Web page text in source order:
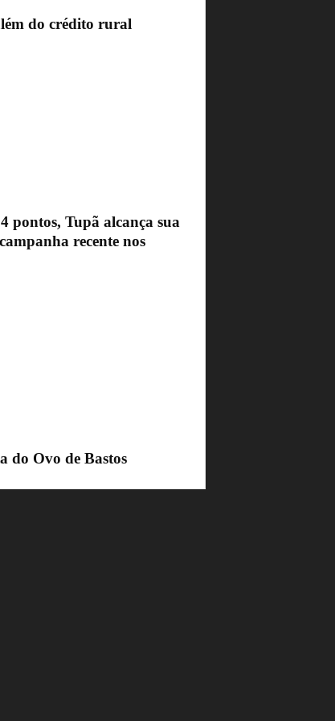
do crédito rural
pontos, Tupã alcança sua
recente nos
do Ovo de Bastos